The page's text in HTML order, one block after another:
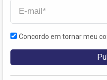
Concordo em tornar meu